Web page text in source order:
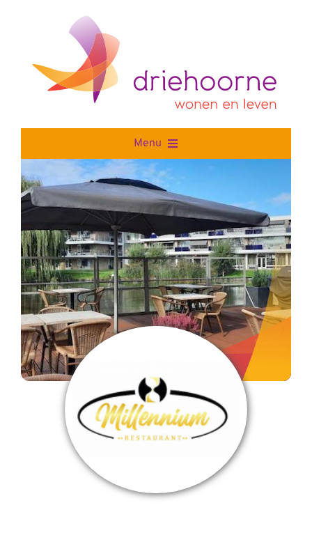
Menu
Home
Leven
Stichting Driehoorne
Nieuws
Contact